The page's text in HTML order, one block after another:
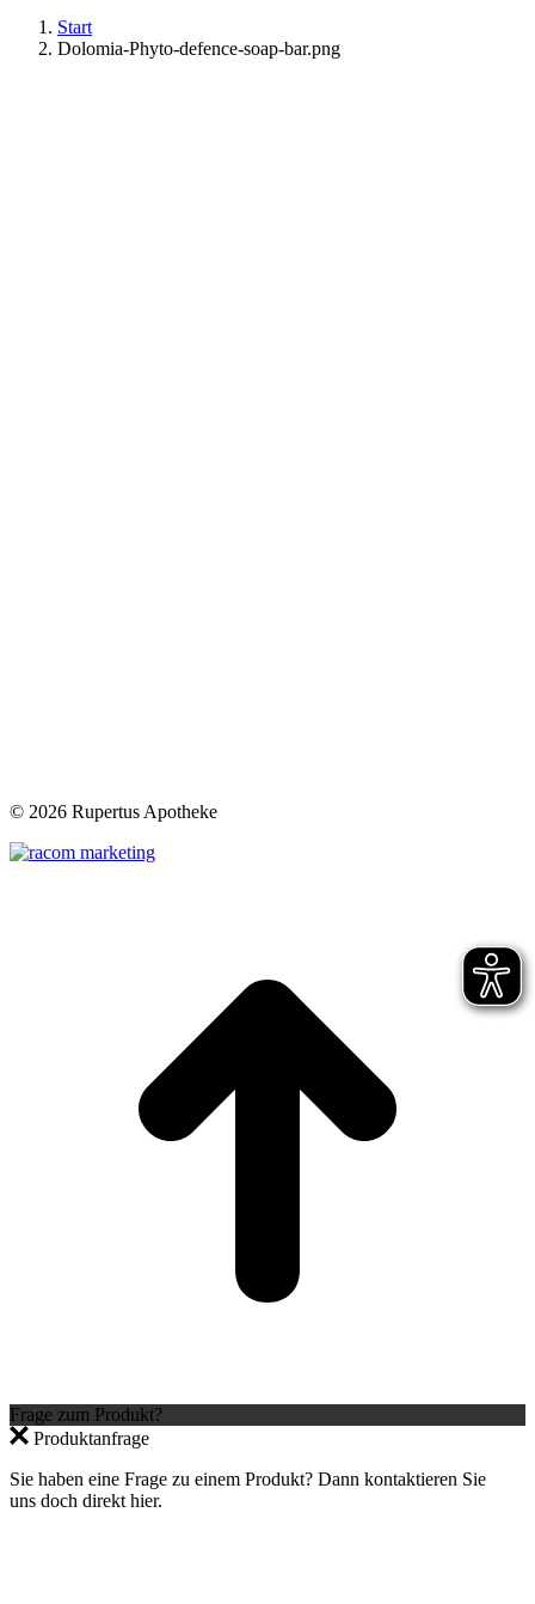
Start
Dolomia-Phyto-defence-soap-bar.png
© 2026 Rupertus Apotheke
Frage zum Produkt?
Produktanfrage
Sie haben eine Frage zu einem Produkt? Dann kontaktieren Sie
uns doch direkt hier.